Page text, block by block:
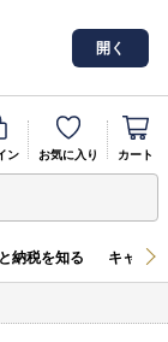
開く
ン お気に入り カート
納税を知る キャン